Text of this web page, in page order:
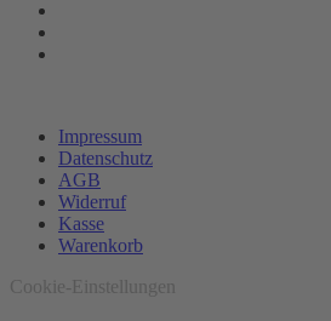
Impressum
Datenschutz
AGB
Widerruf
Kasse
Warenkorb
Cookie-Einstellungen